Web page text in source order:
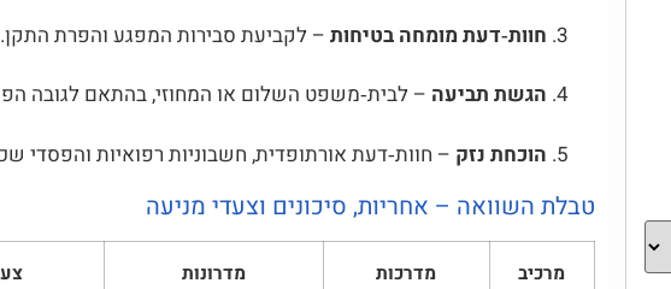
חוות‑דעת מומחה בטיחות – לקביעת סבירות המפגע והפרת התקן.
הגשת תביעה – לבית‑משפט השלום או המחוזי, בהתאם לגובה
הוכחת נזק – חוות‑דעת אורתופדית, חשבוניות רפואיות והפסדי
טבלת השוואה – אחריות, סיכונים וצעדי מניעה
מרכיב מדרכות מדרונות